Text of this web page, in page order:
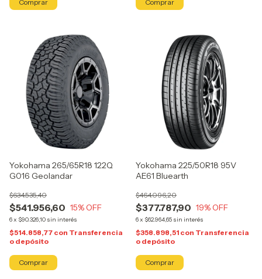
Yokohama 265/65R18 122Q
G016 Geolandar
$541.956,60
$634.535,40
15% OFF
6x $90.326,10 sin interés
$514.858,77 con Transferencia
o depósito
Yokohama 225/50R18 95V
AE61 Bluearth
$377.787,90
$464.096,20
19% OFF
6x $62.964,65 sin interés
$358.898,51 con Transferencia
o depósito